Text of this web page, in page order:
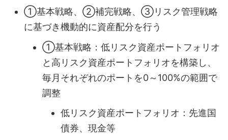
①基本戦略、②補完戦略、③リスク管理戦略
に基づき機動的に資産配分を行う
①基本戦略：低リスク資産ポートフォリオ
と高リスク資産ポートフォリオを構築し、
毎月それぞれのポートを0～100%の範囲で
調整
低リスク資産ポートフォリオ：先進国
債券、現金等